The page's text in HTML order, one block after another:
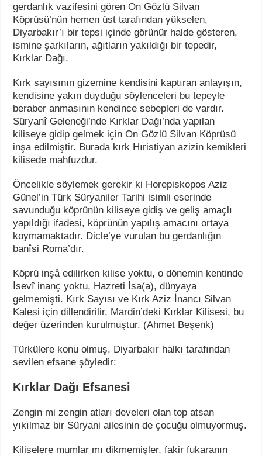
gerdanlık vazifesini gören On Gözlü Silvan
Köprüsü’nün hemen üst tarafından yükselen,
Diyarbakır’ı bir tepsi içinde görünür halde gösteren,
ismine şarkıların, ağıtların yakıldığı bir tepedir,
Kırklar Dağı.
Kırk sayısının gizemine kendisini kaptıran anlayışın,
kendisine yakın duyduğu söylenceleri bu tepeyle
beraber anmasının kendince sebepleri de vardır.
Süryanî Geleneği’nde Kırklar Dağı’nda yapılan
kiliseye gidip gelmek için On Gözlü Silvan Köprüsü
inşa edilmiştir. Burada kırk Hıristiyan azizin kemikleri
kilisede mahfuzdur.
Öncelikle söylemek gerekir ki Horepiskopos Aziz
Günel’in Türk Süryaniler Tarihi isimli eserinde
savunduğu köprünün kiliseye gidiş ve geliş amaçlı
yapıldığı ifadesi, köprünün yapılış amacını ortaya
koymamaktadır. Dicle’ye vurulan bu gerdanlığın
banîsi Roma’dır.
Köprü inşâ edilirken kilise yoktu, o dönemin kentinde
İsevî inanç yoktu, Hazreti İsa(a), dünyaya
gelmemişti. Kırk Sayısı ve Kırk Aziz İnancı Silvan
Kalesi için dillendirilir, Mardin’deki Kırklar Kilisesi, bu
değer üzerinden kurulmuştur. (Ahmet Beşenk)
Türkülere konu olmuş, Diyarbakır halkı tarafından
sevilen efsane şöyledir:
Kırklar Dağı Efsanesi
Zengin mi zengin atları develeri olan top atsan
yıkılmaz bir Süryani ailesinin de çocuğu olmuyormuş.
Kiliselere mumlar mı dikmemişler, fakir fukaranın